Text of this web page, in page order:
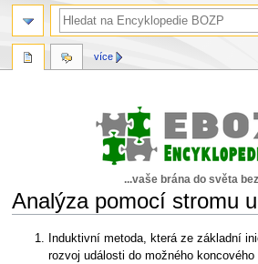
...vaše brána do světa
Analýza pomocí stromu
Skočit
Skočit
Induktivní metoda, která ze základní
rozvoj události do možného
více